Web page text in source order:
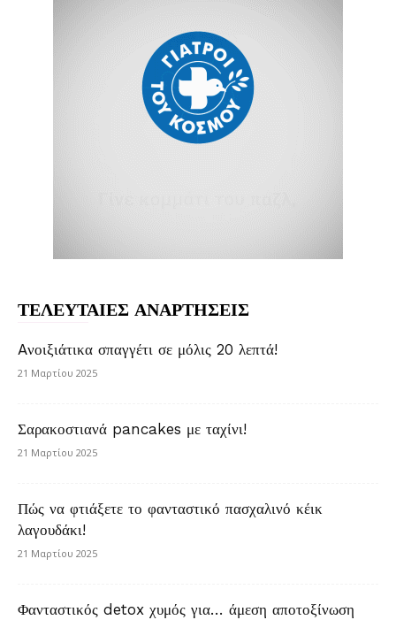
ΤΕΛΕΥΤΑΙΕΣ ΑΝΑΡΤΗΣΕΙΣ
Aνοιξιάτικα σπαγγέτι σε μόλις 20 λεπτά!
21 Μαρτίου 2025
Σαρακοστιανά pancakes με ταχίνι!
21 Μαρτίου 2025
Πώς να φτιάξετε το φανταστικό πασχαλινό κέικ
λαγουδάκι!
21 Μαρτίου 2025
Φανταστικός detox χυμός για… άμεση αποτοξίνωση